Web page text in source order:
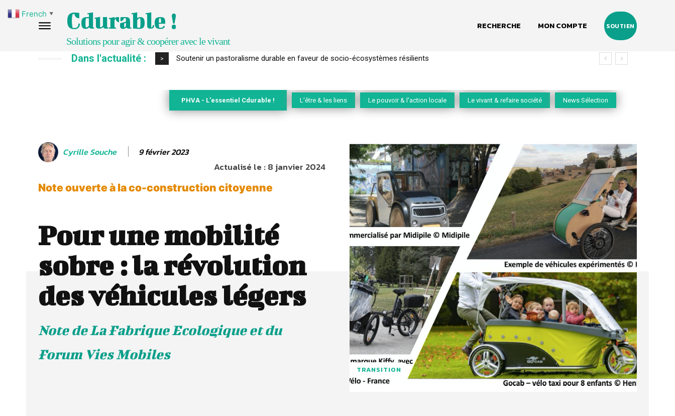
Cdurable !
Solutions pour agir & coopérer avec le vivant
RECHERCHE MON COMPTE SOUTIEN
Dans l'actualité : > S’inspirer de l’arbre pour un modèle économique régénératif du vivant …
PHVA - L'essentiel Cdurable ! L'être & les liens Le pouvoir & l'action locale Le vivant & refaire société News Sélection
Cyrille Souche 9 février 2023
Actualisé le :8 janvier 2024
Note ouverte à la co-construction citoyenne
Pour une mobilité
sobre : la révolution
des véhicules légers
Note de La Fabrique Ecologique et du
Forum Vies Mobiles
TRANSITION
French ▼